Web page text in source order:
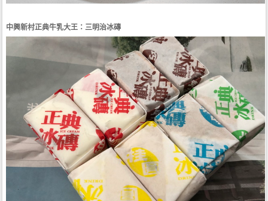
中興新村正典牛乳大王：三明治冰磚